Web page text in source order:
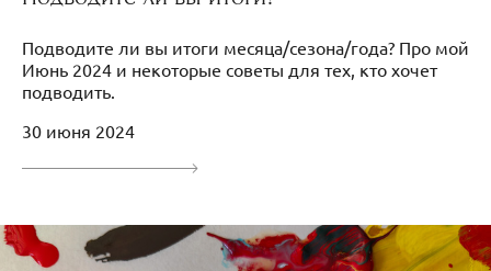
Подводите ли вы итоги месяца/сезона/года? Про мой
Июнь 2024 и некоторые советы для тех, кто хочет
подводить.
30 июня 2024